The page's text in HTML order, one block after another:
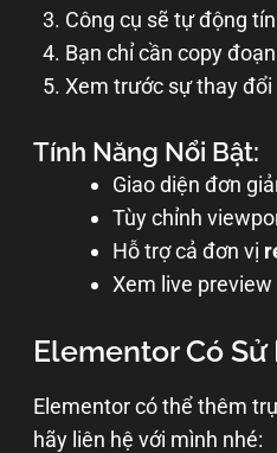
Công cụ sẽ tự động
Bạn chỉ cần copy
Xem trước sự thay
Tính Năng Nổi Bật:
Giao diện đơn
Tùy chỉnh
Hỗ trợ cả đơn vị
Xem live
Elementor Có
Elementor có thể thêm
hãy liên hệ với mình nhé: